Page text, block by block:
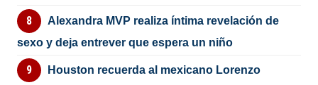
Alexandra MVP realiza íntima revelación de
sexo y deja entrever que espera un niño
Houston recuerda al mexicano Lorenzo